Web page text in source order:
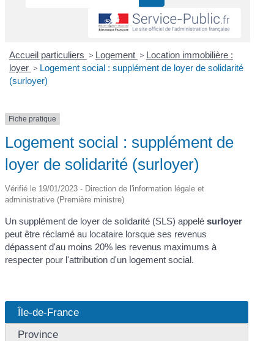
Accueil particuliers > Logement > Location immobilière :
loyer > Logement social : supplément de loyer de solidarité
(surloyer)
Fiche pratique
Logement social : supplément de
loyer de solidarité (surloyer)
Vérifié le 19/01/2023 - Direction de l'information légale et
administrative (Première ministre)
Un supplément de loyer de solidarité (SLS) appelésurloyer
peut être réclamé au locataire lorsque ses revenus
dépassent d'au moins 20% les revenus maximums à
respecter pour l'attribution d'un logement social.
Île-de-France
Province